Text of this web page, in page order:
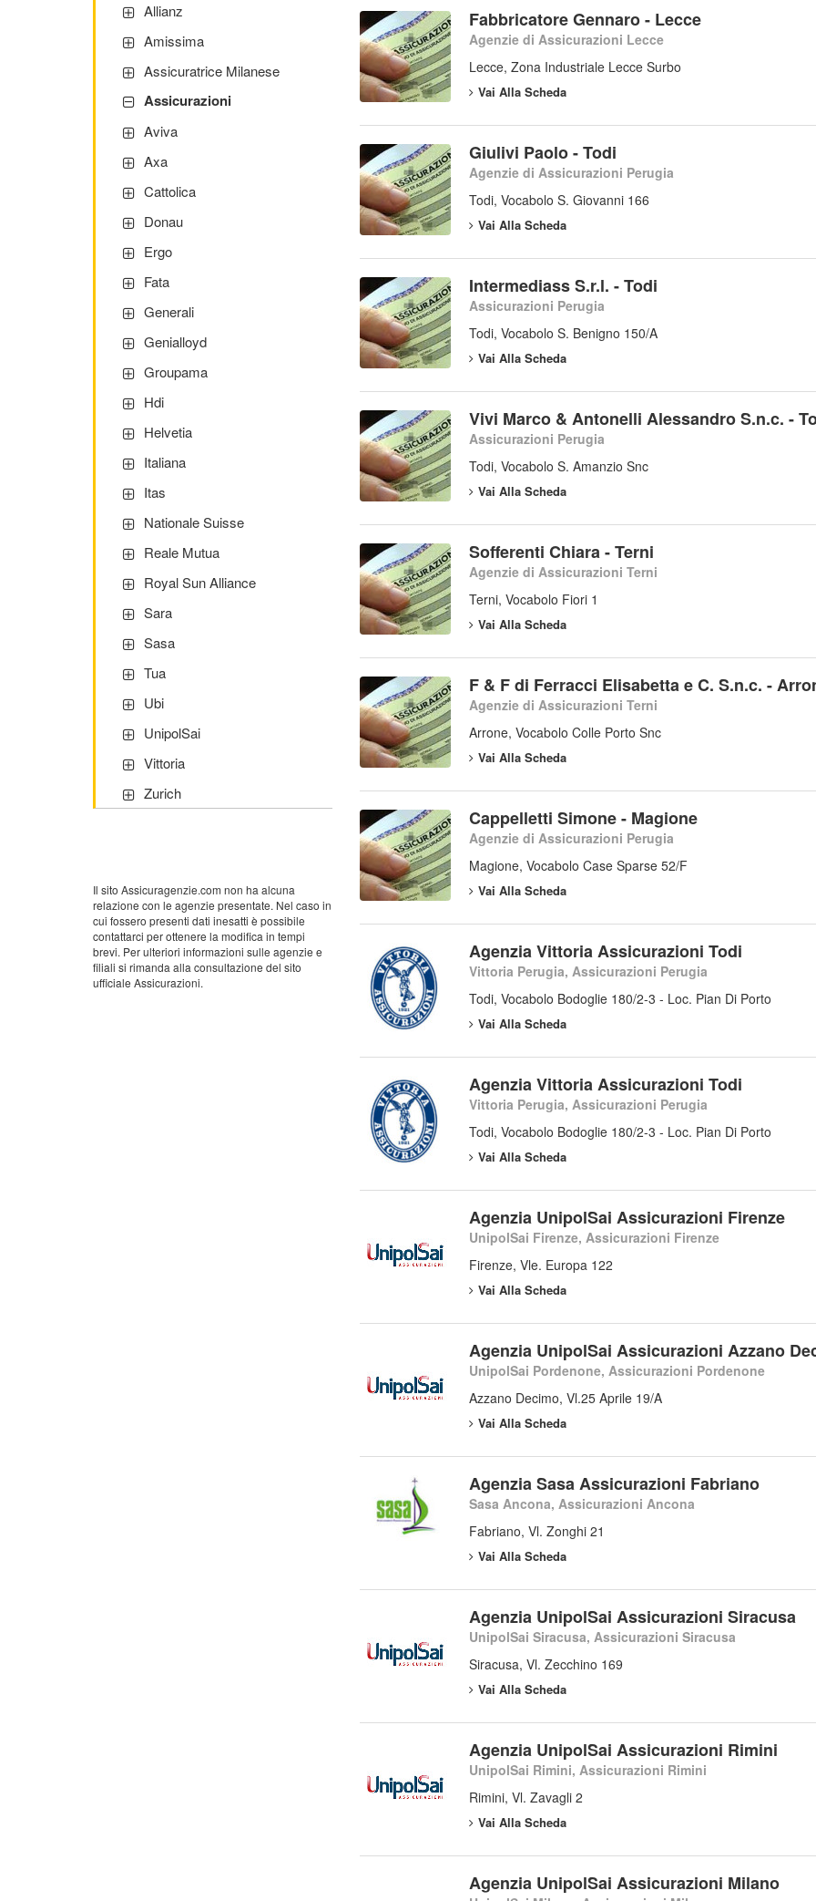
Fabbricatore Gennaro - Lecce
Agenzie di Assicurazioni Lecce
Lecce, Zona Industriale Lecce Surbo
Vai Alla Scheda
Giulivi Paolo - Todi
Agenzie di Assicurazioni Perugia
Todi, Vocabolo S. Giovanni 166
Vai Alla Scheda
Intermediass S.r.l. - Todi
Assicurazioni Perugia
Todi, Vocabolo S. Benigno 150/A
Vai Alla Scheda
Vivi Marco & Antonelli Alessandro S.n.c. -
Assicurazioni Perugia
Todi, Vocabolo S. Amanzio Snc
Vai Alla Scheda
Sofferenti Chiara - Terni
Agenzie di Assicurazioni Terni
Terni, Vocabolo Fiori 1
Vai Alla Scheda
F & F di Ferracci Elisabetta e C. S.n.c. -
Agenzie di Assicurazioni Terni
Arrone, Vocabolo Colle Porto Snc
Vai Alla Scheda
Cappelletti Simone - Magione
Agenzie di Assicurazioni Perugia
Magione, Vocabolo Case Sparse 52/F
Vai Alla Scheda
Agenzia Vittoria Assicurazioni Todi
Vittoria Perugia, Assicurazioni Perugia
Todi, Vocabolo Bodoglie 180/2-3 - Loc. Pian Di Porto
Vai Alla Scheda
Agenzia Vittoria Assicurazioni Todi
Vittoria Perugia, Assicurazioni Perugia
Todi, Vocabolo Bodoglie 180/2-3 - Loc. Pian Di Porto
Vai Alla Scheda
Agenzia UnipolSai Assicurazioni Firenze
UnipolSai Firenze, Assicurazioni Firenze
Firenze, Vle. Europa 122
Vai Alla Scheda
Agenzia UnipolSai Assicurazioni Azzano
UnipolSai Pordenone, Assicurazioni Pordenone
Azzano Decimo, Vl.25 Aprile 19/A
Vai Alla Scheda
Agenzia Sasa Assicurazioni Fabriano
Sasa Ancona, Assicurazioni Ancona
Fabriano, Vl. Zonghi 21
Vai Alla Scheda
Agenzia UnipolSai Assicurazioni Siracusa
UnipolSai Siracusa, Assicurazioni Siracusa
Siracusa, Vl. Zecchino 169
Vai Alla Scheda
Agenzia UnipolSai Assicurazioni Rimini
UnipolSai Rimini, Assicurazioni Rimini
Rimini, Vl. Zavagli 2
Vai Alla Scheda
Agenzia UnipolSai Assicurazioni Milano
Allianz
Amissima
Assicuratrice Milanese
Assicurazioni
Aviva
Axa
Cattolica
Donau
Ergo
Fata
Generali
Genialloyd
Groupama
Hdi
Helvetia
Italiana
Itas
Nationale Suisse
Reale Mutua
Royal Sun Alliance
Sara
Sasa
Tua
Ubi
UnipolSai
Vittoria
Zurich
Il sito Assicuragenzie.com non ha alcuna
relazione con le agenzie presentate. Nel caso in
cui fossero presenti dati inesatti è possibile
contattarci per ottenere la modifica in tempi
brevi. Per ulteriori informazioni sulle agenzie e
filiali si rimanda alla consultazione del sito
ufficiale Assicurazioni.